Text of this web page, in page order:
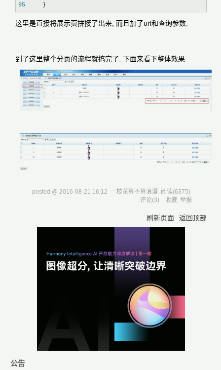
95
     }
这里是直接将展示页拼接了出来, 而且加了url和查询参数.
到了这里整个分页的流程就搞完了, 下面来看下整体效果:
posted @ 2016-08-21 16:12 一枝花算不算浪漫 阅读(6375)
评论(3) 收藏 举报
刷新页面 返回顶部
公告